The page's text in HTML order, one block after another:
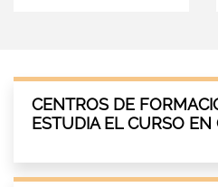
CENTROS DE
ESTUDIA EL CURSO EN